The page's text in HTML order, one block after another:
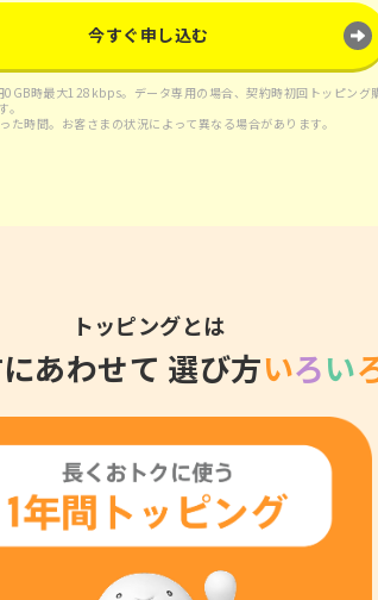
今すぐ申し込む
時最大128kbps。データ専用の場合、契約時初回トッピング
時間。お客さまの状況によって異なる場合があります。
トッピングとは
あわせて 選び方いろい